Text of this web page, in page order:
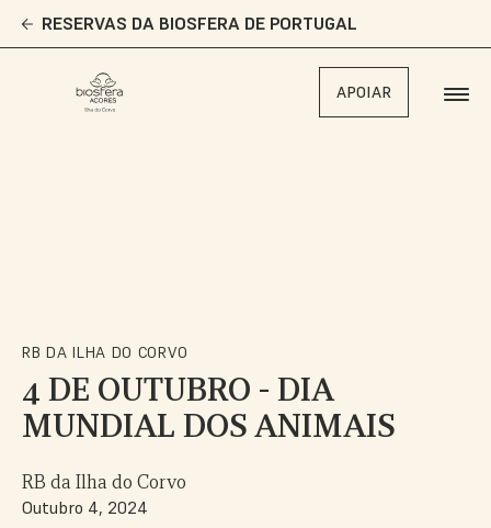
RESERVAS DA BIOSFERA DE PORTUGAL
APOIAR
RB DA ILHA DO CORVO
4 DE OUTUBRO - DIA
MUNDIAL DOS ANIMAIS
RB da Ilha do Corvo
Outubro 4, 2024